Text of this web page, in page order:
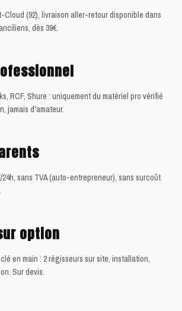
(92), livraison aller-retour disponible dans
dès 39€.
RCF, Shure : uniquement du matériel pro vérifié
jamais d'amateur.
24h, sans TVA (auto-entrepreneur), sans surcoût
option
en main : 2 régisseurs sur site, installation,
Sur devis.